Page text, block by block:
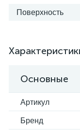
Поверхность
Основные
Артикул
Бренд